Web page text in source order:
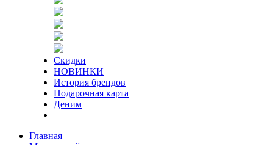
Скидки
НОВИНКИ
История брендов
Подарочная карта
Деним
Главная